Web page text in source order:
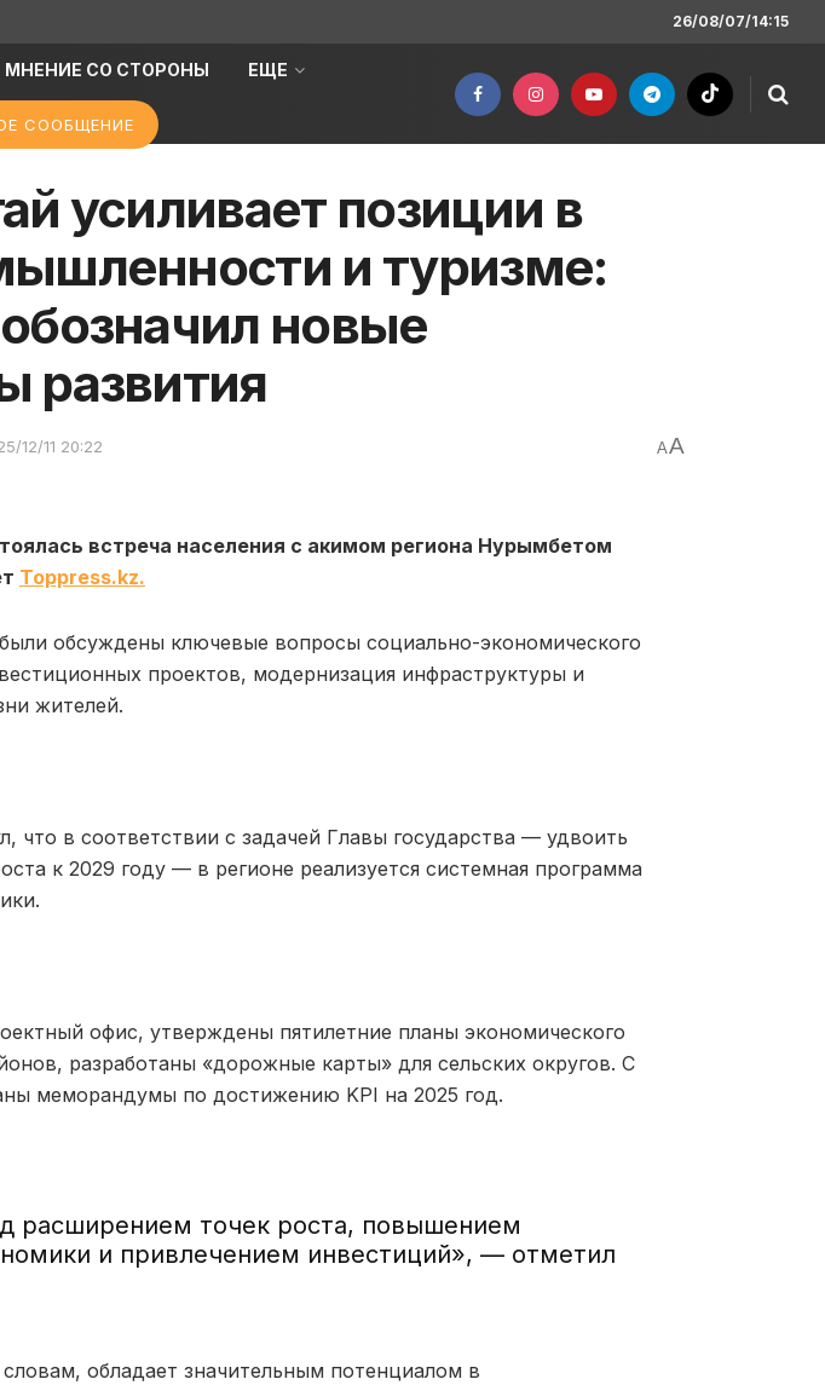
26/08/07/14:15
МНЕНИЕ СО СТОРОНЫ ЕЩЕ
СООБЩЕНИЕ
усиливает позиции в
и туризме:
новые
развития
12/11 20:22 AA
встреча населения с акимом региона Нурымбетом
Toppress.kz.
обсуждены ключевые вопросы социально-экономического
проектов, модернизация инфраструктуры и
жителей.
что в соответствии с задачей Главы государства — удвоить
к 2029 году — в регионе реализуется системная программа
офис, утверждены пятилетние планы экономического
разработаны «дорожные карты» для сельских округов. С
меморандумы по достижению KPI на 2025 год.
расширением точек роста, повышением
и привлечением инвестиций», — отметил
обладает значительным потенциалом в